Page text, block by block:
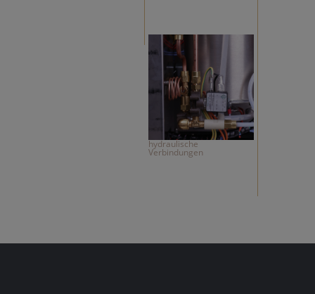
hydraulische
Verbindungen